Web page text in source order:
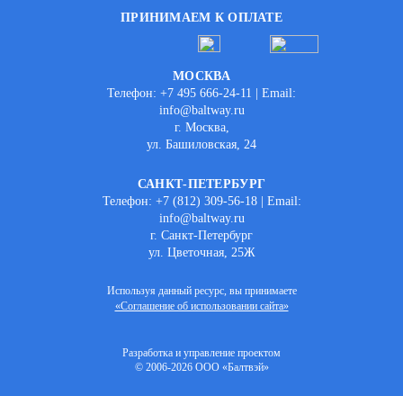
ПРИНИМАЕМ К ОПЛАТЕ
МОСКВА
Телефон: +7 495 666-24-11 | Email:
info@baltway.ru
г. Москва,
ул. Башиловская, 24
САНКТ-ПЕТЕРБУРГ
Телефон: +7 (812) 309-56-18 | Email:
info@baltway.ru
г. Санкт-Петербург
ул. Цветочная, 25Ж
Разработка и управление проектом
© 2006-2026 ООО «Балтвэй»
Используя данный ресурс, вы принимаете
«Соглашение об использовании сайта»